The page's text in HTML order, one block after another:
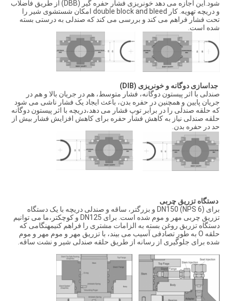
شود.این اجازه می دهد خونریزی فشار حفره گیر (DBB) از طریق فاضلاب
و دریچه تهویه. کار double block and bleed امکان شستشوی شیر را
تحت فشار فراهم می کند و بررسی می کند که صندلی به درستی بسته
شده است.
جداسازی دوگانه و خونریزی (DIB)
صندلی با اثر پیستون دوگانه، فشار متوسط، هم در جریان بالا و هم در
جریان پایین و همچنین در حفره بدن، باعث ایجاد یک فشار ناشی می شود
که حلقه صندلی را در برابر توپ فشار می دهد،دریچه با اثر پیستون دوگانه
حلقه صندلی نیاز به کاهش فشار حفره برای کاهش افزایش فشار بیش از
حد در حفره بدن.
دستگاه تزریق چربی
برای DN150 (NPS 6) و بزرگتر، ساقه و صندلی دریچه با یک دستگاه
تزریق چربی مهر و موم شده است. برای DN125 و کوچکتر،ما می توانیم
دستگاه تزریق روغن بسته به الزامات مشتری را فراهم کنیمهنگامی که
حلقه O به طور تصادفی آسیب می بیند، با تزریق مهر و موم مهر و موم
شده برای جلوگیری از رسانه از طریق حلقه صندلی شیر و نشت ساقه.